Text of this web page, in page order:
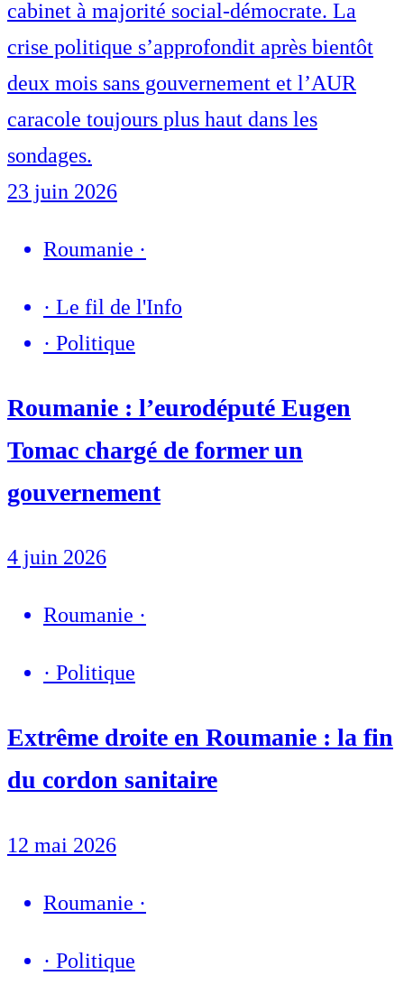
cabinet à majorité social-démocrate. La
crise politique s’approfondit après bientôt
deux mois sans gouvernement et l’AUR
caracole toujours plus haut dans les
sondages.
23 juin 2026
Roumanie ·
· Le fil de l'Info
· Politique
Roumanie : l’eurodéputé Eugen
Tomac chargé de former un
gouvernement
4 juin 2026
Roumanie ·
· Politique
Extrême droite en Roumanie : la fin
du cordon sanitaire
12 mai 2026
Roumanie ·
· Politique